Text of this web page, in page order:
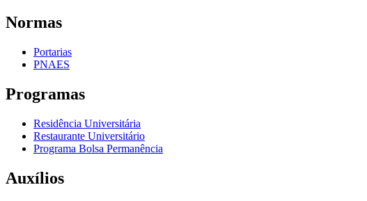
Normas
Portarias
PNAES
Programas
Residência Universitária
Restaurante Universitário
Programa Bolsa Permanência
Auxílios